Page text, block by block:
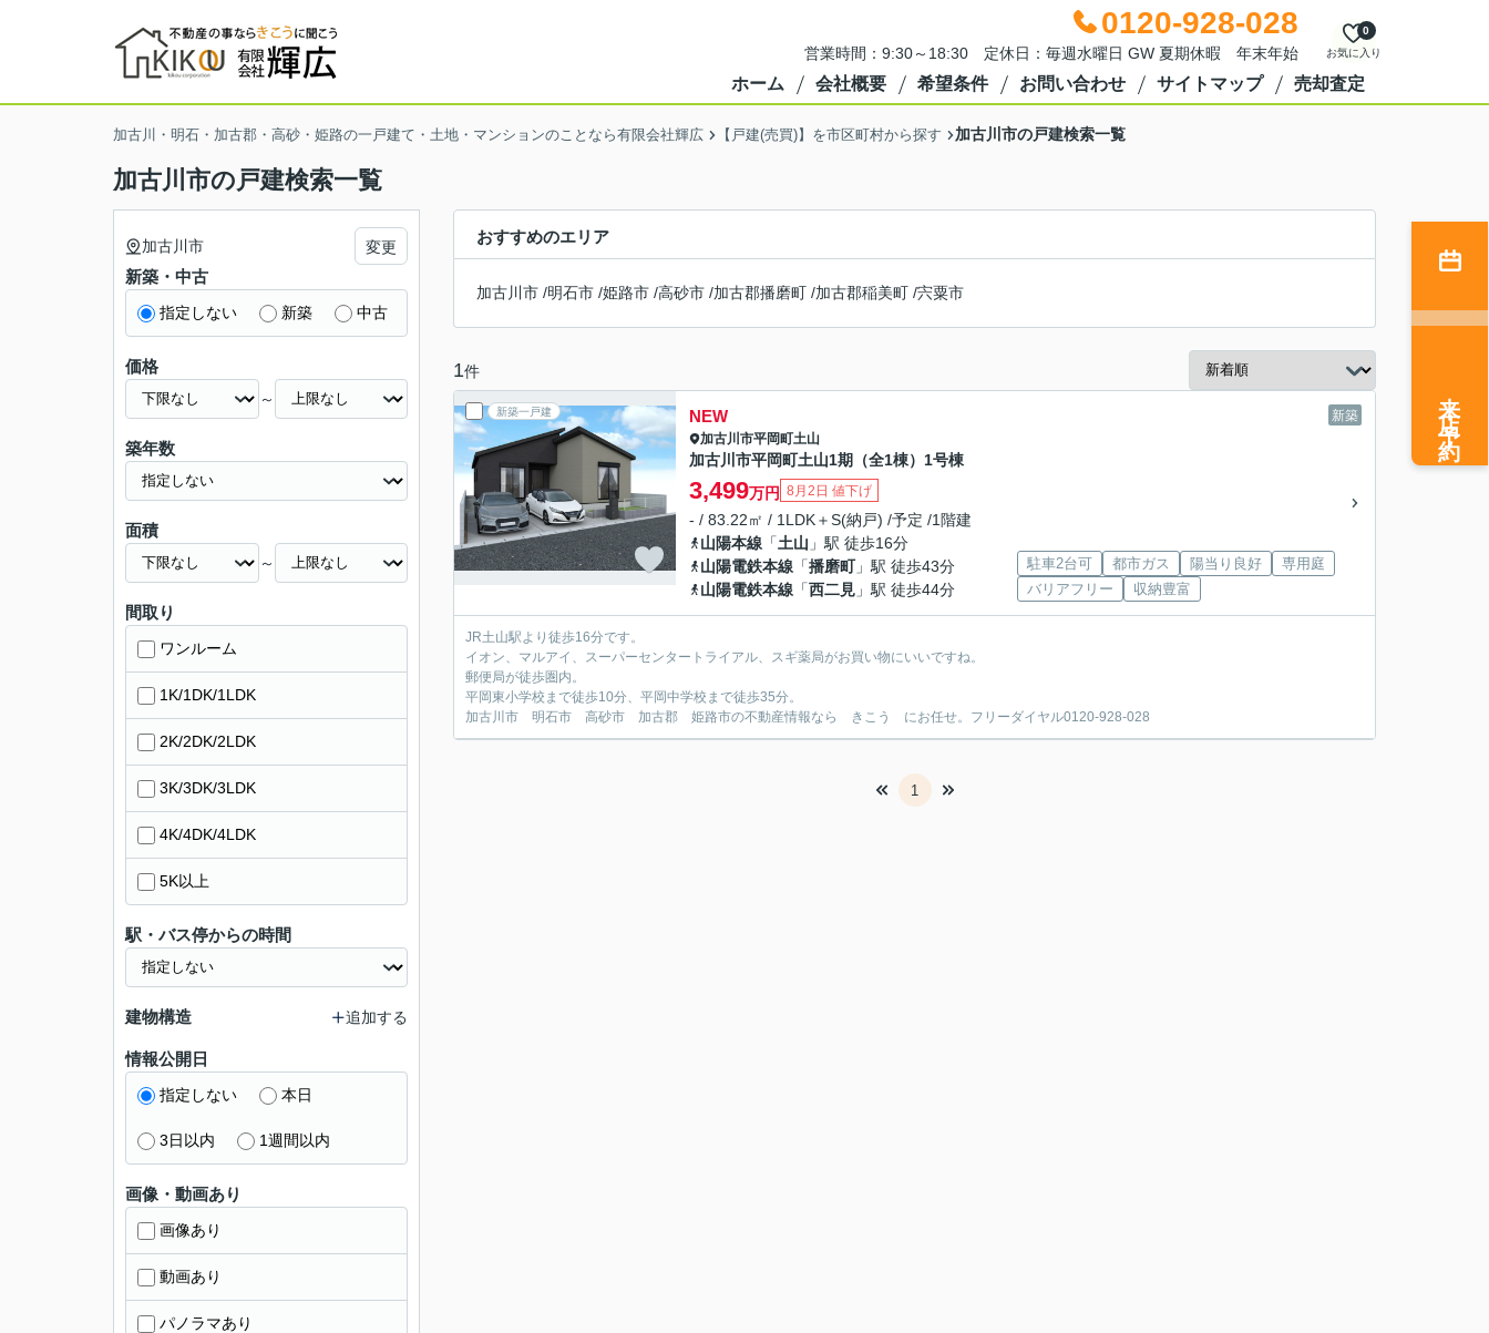
0120-928-028
営業時間：9:30～18:30 定休日：毎週水曜日 GW 夏期休暇 年末年始 お気に入り
0
ホーム 会社概要 希望条件 お問い合わせ サイトマップ 売却査定
加古川・明石・加古郡・高砂・姫路の一戸建て・土地・マンションのことなら有限会社輝広 【戸建(売買)】を市区町村から探す 加古川市の戸建検索一覧
加古川市の戸建検索一覧
おすすめのエリア
加古川市 /明石市 /姫路市 /高砂市 /加古郡播磨町 /加古郡稲美町 /宍粟市
1件
新築一戸建 新築
NEW
加古川市平岡町土山
加古川市平岡町土山1期（全1棟）1号棟
3,499万円 8月2日 値下げ
- / 83.22㎡ / 1LDK＋S(納戸) /予定 /1階建
山陽本線 「土山 」駅 徒歩16分
山陽電鉄本線 「播磨町」駅 徒歩43分
山陽電鉄本線 「西二見 」駅 徒歩44分
駐車2台可 都市ガス 陽当り良好
専用庭
バリアフリー
収納豊富
JR土山駅より徒歩16分です。
イオン、マルアイ、スーパーセンタートライアル、スギ薬局がお買い物にいいですね。
郵便局が徒歩圏内。
平岡東小学校まで徒歩10分、平岡中学校まで徒歩35分。
加古川市 明石市 高砂市 加古郡 姫路市の不動産情報なら きこう にお任せ。フリーダイヤル0120-928-028
1
加古川市 変更
新築・中古
指定しない 新築 中古
価格
～
築年数
面積
～
間取り
ワンルーム
1K/1DK/1LDK
2K/2DK/2LDK
3K/3DK/3LDK
4K/4DK/4LDK
5K以上
駅・バス停からの時間
建物構造 追加する
情報公開日
指定しない 本日
3日以内 1週間以内
画像・動画あり
画像あり
動画あり
パノラマあり
来店予約